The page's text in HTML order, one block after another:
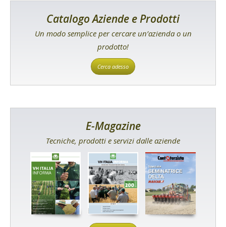
Catalogo Aziende e Prodotti
Un modo semplice per cercare un’azienda o un
prodotto!
Cerca adesso
E-Magazine
Tecniche, prodotti e servizi dalle aziende